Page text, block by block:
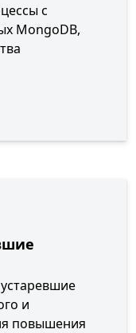
с
MongoDB,
и
повышения